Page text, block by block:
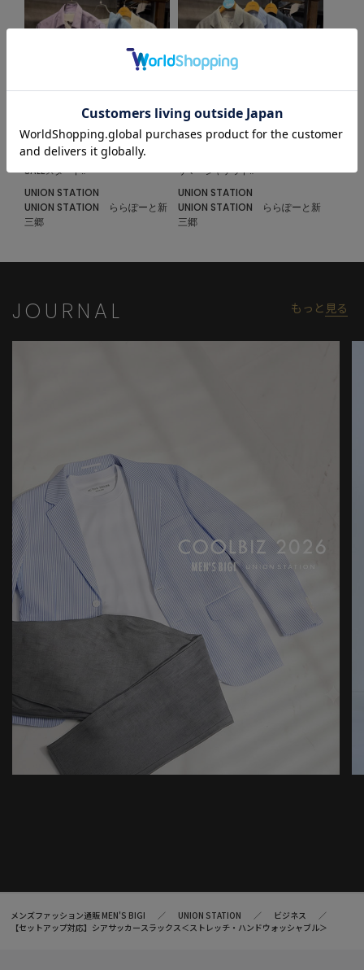
ワーク、アウトドアといった多様なスタイル・文化を柔軟に取り
入れながら、現代の大人にふさわしいファッションを追求するブ
▼Instagram：@unionstation_official
2026.06.29
SALEスタート‼︎
UNION STATION
UNION STATION ららぽーと新
三郷
サマージャケット‼︎
UNION STATION
UNION STATION ららぽーと新
三郷
JOURNAL もっと 見る
メンズファッション通販 MEN'S BIGI UNION STATION
ビジネス
【セットアップ対応】シアサッカースラックス＜ストレッチ・ハンドウォッシャブル＞